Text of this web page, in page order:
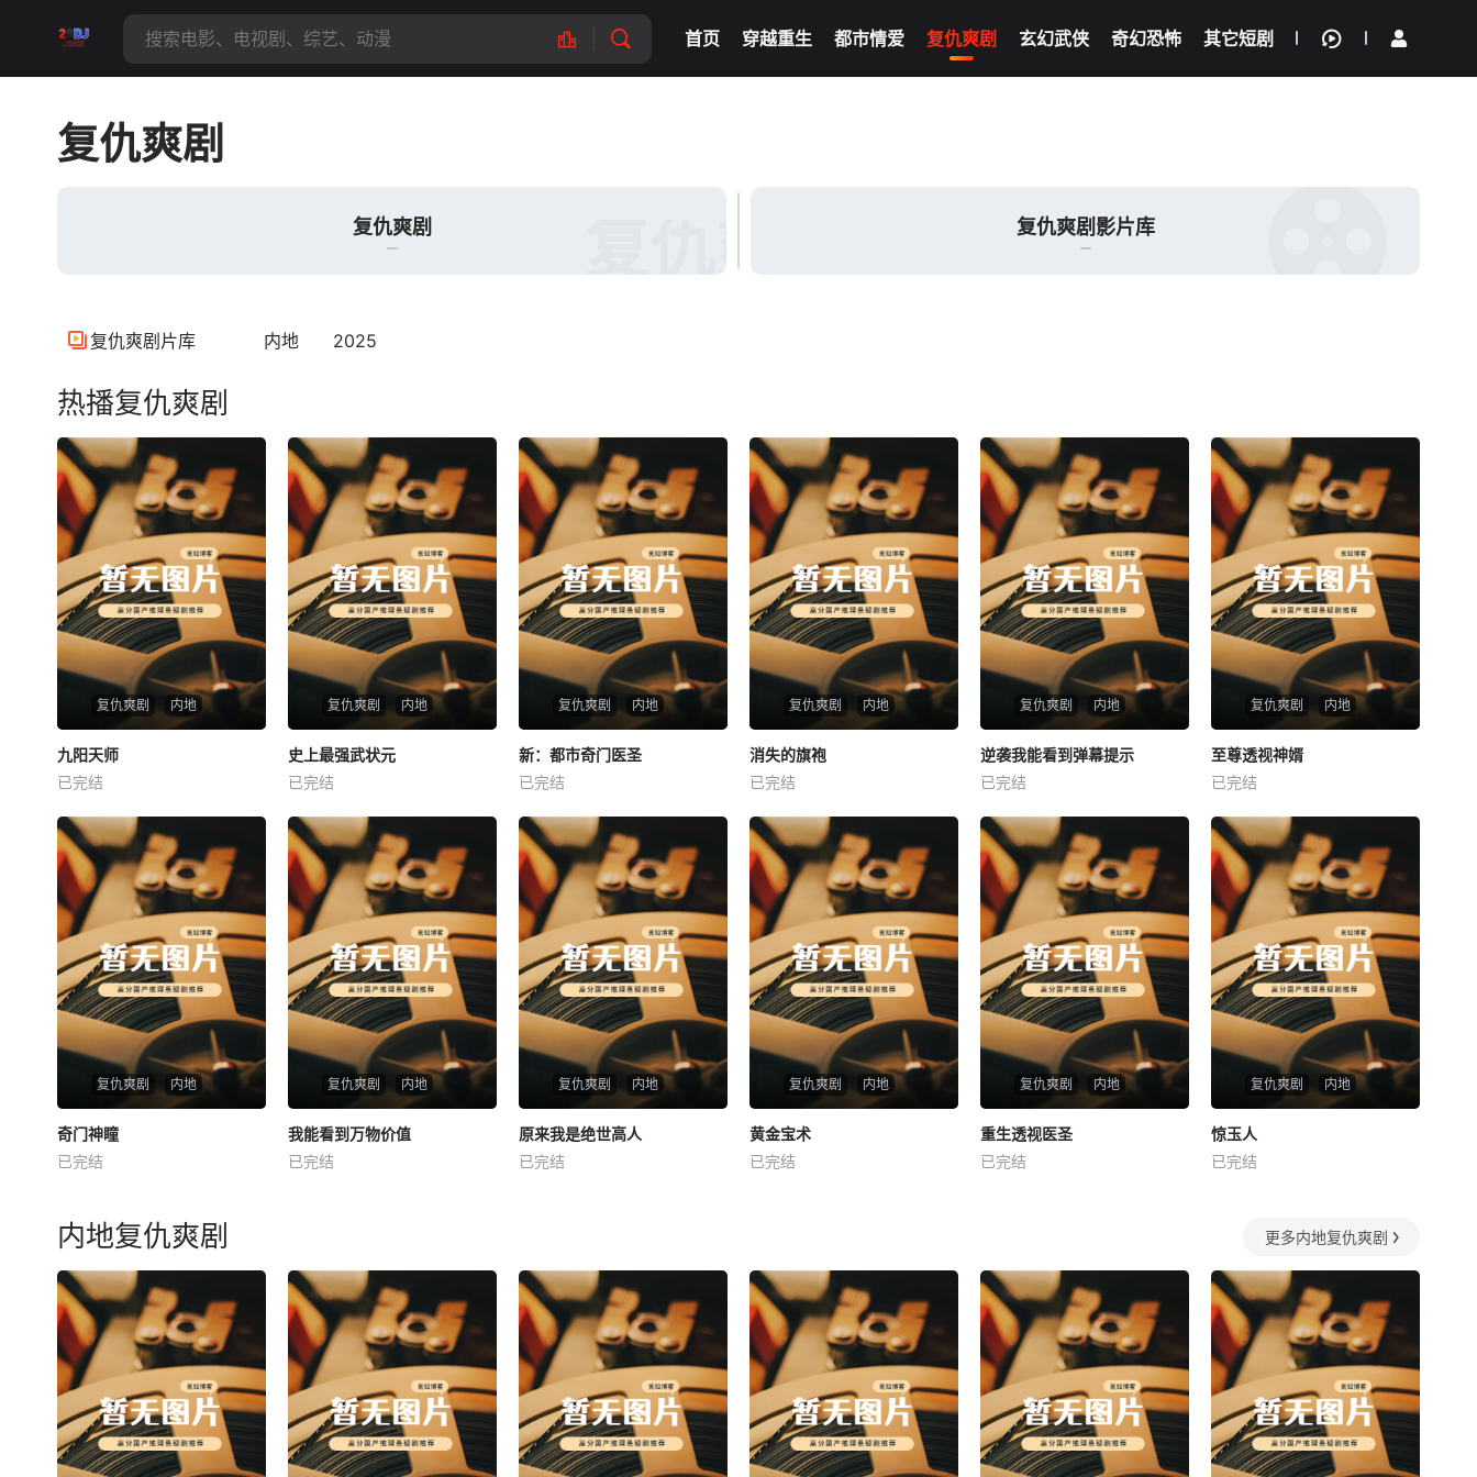
首页 穿越重生 都市情爱 复仇爽剧 玄幻武侠 奇幻恐怖 其它短剧
我的观影记录
复仇爽剧
复仇爽剧 复仇爽剧 复仇爽剧影片库
复仇爽剧片库 内地 2025
热播复仇爽剧
复仇爽剧 内地
九阳天师
未知
九阳天师
已完结
复仇爽剧 内地
史上最强武状元
未知
史上最强武状元
已完结
复仇爽剧 内地
新：都市奇门医圣
未知
新：都市奇门医圣
已完结
复仇爽剧 内地
消失的旗袍
未知
消失的旗袍
已完结
复仇爽剧 内地
逆袭我能看到弹幕提示
未知
逆袭我能看到弹幕提示
已完结
复仇爽剧 内地
至尊透视神婿
未知
至尊透视神婿
已完结
复仇爽剧 内地
奇门神瞳
奇门神瞳
已完结
复仇爽剧 内地
我能看到万物价值
我能看到万物价值
已完结
复仇爽剧 内地
原来我是绝世高人
原来我是绝世高人
已完结
复仇爽剧 内地
黄金宝术
黄金宝术
已完结
复仇爽剧 内地
重生透视医圣
重生透视医圣
已完结
复仇爽剧 内地
惊玉人
惊玉人
已完结
内地复仇爽剧 更多内地复仇爽剧